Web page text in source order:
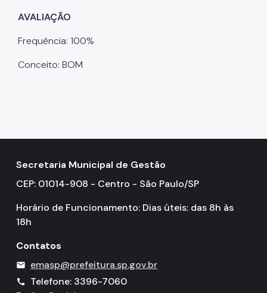
AVALIAÇÃO
Frequência: 100%
Conceito: BOM
Secretaria Municipal de Gestão
CEP: 01014-908 - Centro - São Paulo/SP
Horário de Funcionamento: Dias úteis: das 8h às
18h
Contatos
mail emasp@prefeitura.sp.gov.br
call
Telefone: 3396-7060